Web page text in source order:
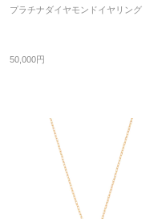
プラチナダイヤモンドイヤリング
50,000円